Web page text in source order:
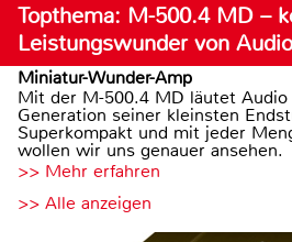
Topthema: M-500.4 MD –
Leistungswunder von
Miniatur-Wunder-Amp
Mit der M-500.4 MD läutet Audio
Generation seiner kleinsten
Superkompakt und mit jeder
wollen wir uns genauer ansehen.
>> Mehr erfahren
>> Alle anzeigen